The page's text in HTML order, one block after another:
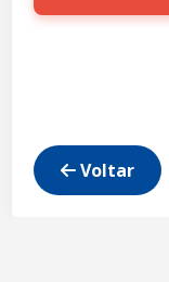
Voltar